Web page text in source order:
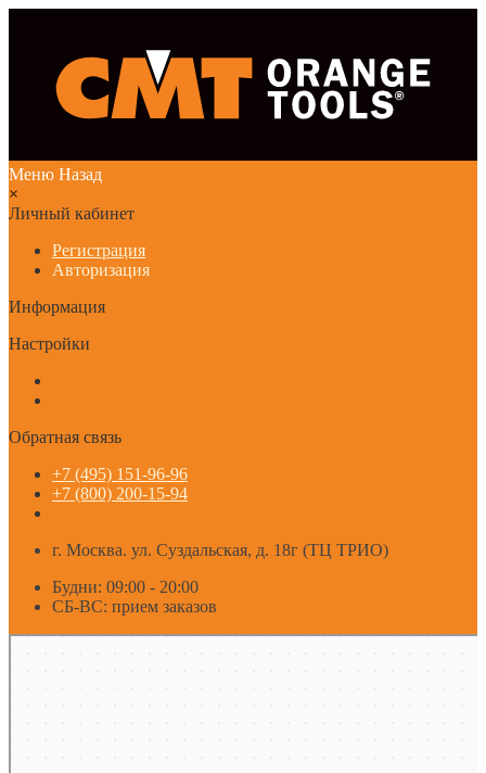
Меню Назад
×
Личный кабинет
Регистрация
Авторизация
Информация
Настройки
Обратная связь
+7 (495) 151-96-96
+7 (800) 200-15-94
г. Москва. ул. Суздальская, д. 18г (ТЦ ТРИО)
Будни: 09:00 - 20:00
СБ-ВС: прием заказов